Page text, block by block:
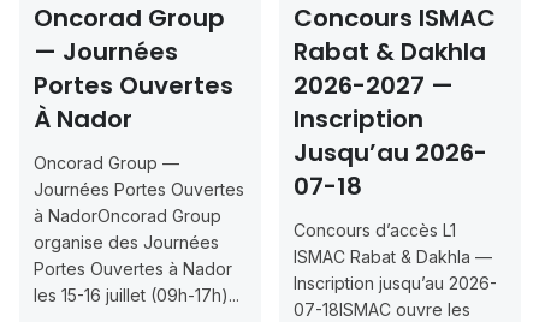
Oncorad Group
— Journées
Portes Ouvertes
À Nador
Oncorad Group —
Journées Portes Ouvertes
à NadorOncorad Group
organise des Journées
Portes Ouvertes à Nador
les 15-16 juillet (09h-17h)...
Concours ISMAC
Rabat & Dakhla
2026-2027 —
Inscription
Jusqu’au 2026-
07-18
Concours d’accès L1
ISMAC Rabat & Dakhla —
Inscription jusqu’au 2026-
07-18ISMAC ouvre les